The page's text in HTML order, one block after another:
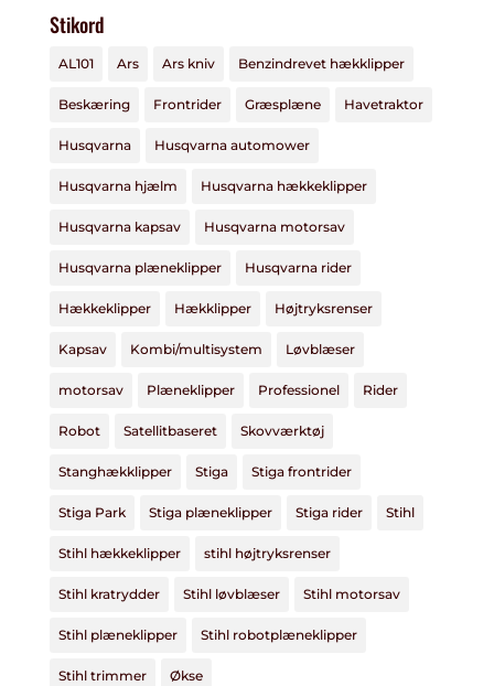
Stikord
AL101 Ars Ars kniv Benzindrevet hækklipper
Beskæring Frontrider Græsplæne Havetraktor
Husqvarna Husqvarna automower
Husqvarna hjælm Husqvarna hækkeklipper
Husqvarna kapsav Husqvarna motorsav
Husqvarna plæneklipper Husqvarna rider
Hækkeklipper Hækklipper Højtryksrenser
Kapsav Kombi/multisystem Løvblæser
motorsav Plæneklipper Professionel Rider
Robot Satellitbaseret Skovværktøj
Stanghækklipper Stiga Stiga frontrider
Stiga Park Stiga plæneklipper Stiga rider Stihl
Stihl hækkeklipper stihl højtryksrenser
Stihl kratrydder Stihl løvblæser Stihl motorsav
Stihl plæneklipper Stihl robotplæneklipper
Stihl trimmer Økse